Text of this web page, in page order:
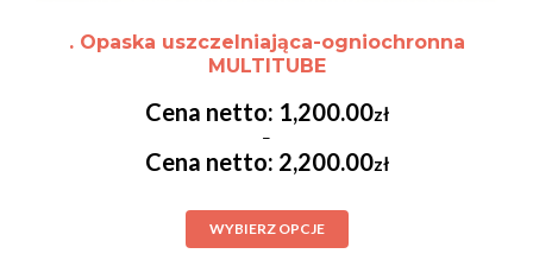
. Opaska uszczelniająca-ogniochronna
MULTITUBE
1,200.00zł
–
2,200.00zł
WYBIERZ OPCJE